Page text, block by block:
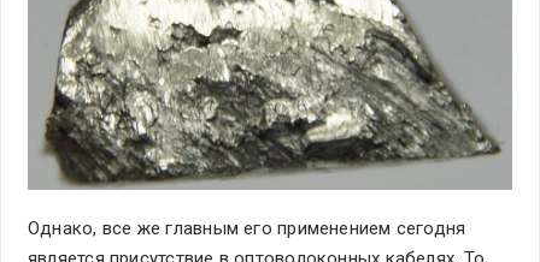
Однако, все же главным его применением сегодня